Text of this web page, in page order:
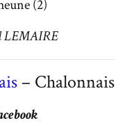
LEMAIRE
– Chalonnais